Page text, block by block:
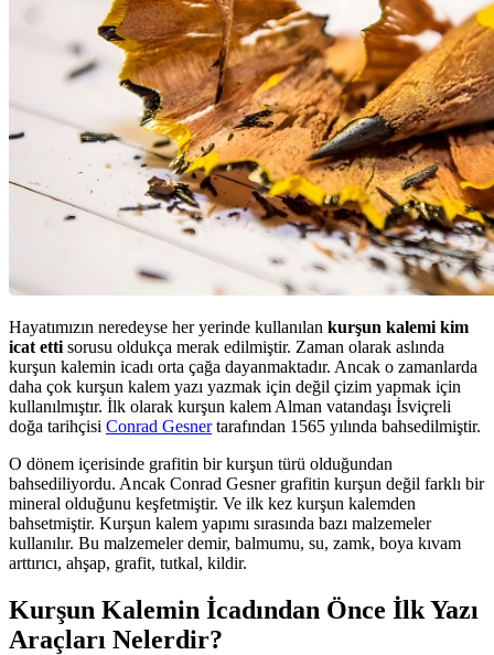
Hayatımızın neredeyse her yerinde kullanılan kurşun kalemi kim
icat etti sorusu oldukça merak edilmiştir. Zaman olarak aslında
kurşun kalemin icadı orta çağa dayanmaktadır. Ancak o zamanlarda
daha çok kurşun kalem yazı yazmak için değil çizim yapmak için
kullanılmıştır. İlk olarak kurşun kalem Alman vatandaşı İsviçreli
doğa tarihçisi Conrad Gesnertarafından 1565 yılında bahsedilmiştir.
O dönem içerisinde grafitin bir kurşun türü olduğundan
bahsediliyordu. Ancak Conrad Gesner grafitin kurşun değil farklı bir
mineral olduğunu keşfetmiştir. Ve ilk kez kurşun kalemden
bahsetmiştir. Kurşun kalem yapımı sırasında bazı malzemeler
kullanılır. Bu malzemeler demir, balmumu, su, zamk, boya kıvam
arttırıcı, ahşap, grafit, tutkal, kildir.
Kurşun Kalemin İcadından Önce İlk Yazı
Araçları Nelerdir?